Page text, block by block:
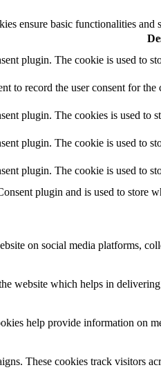
ensure basic functionalities
plugin. The cookie is used to
to record the user consent for
plugin. The cookies is used to
plugin. The cookie is used to
plugin. The cookie is used to
plugin and is used to store
on social media platforms,
website which helps in
help provide information on
These cookies track visitors